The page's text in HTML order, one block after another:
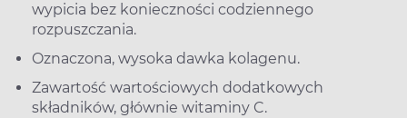
wypicia bez konieczności codziennego
rozpuszczania.
Oznaczona, wysoka dawka kolagenu.
Zawartość wartościowych dodatkowych
składników, głównie witaminy C.